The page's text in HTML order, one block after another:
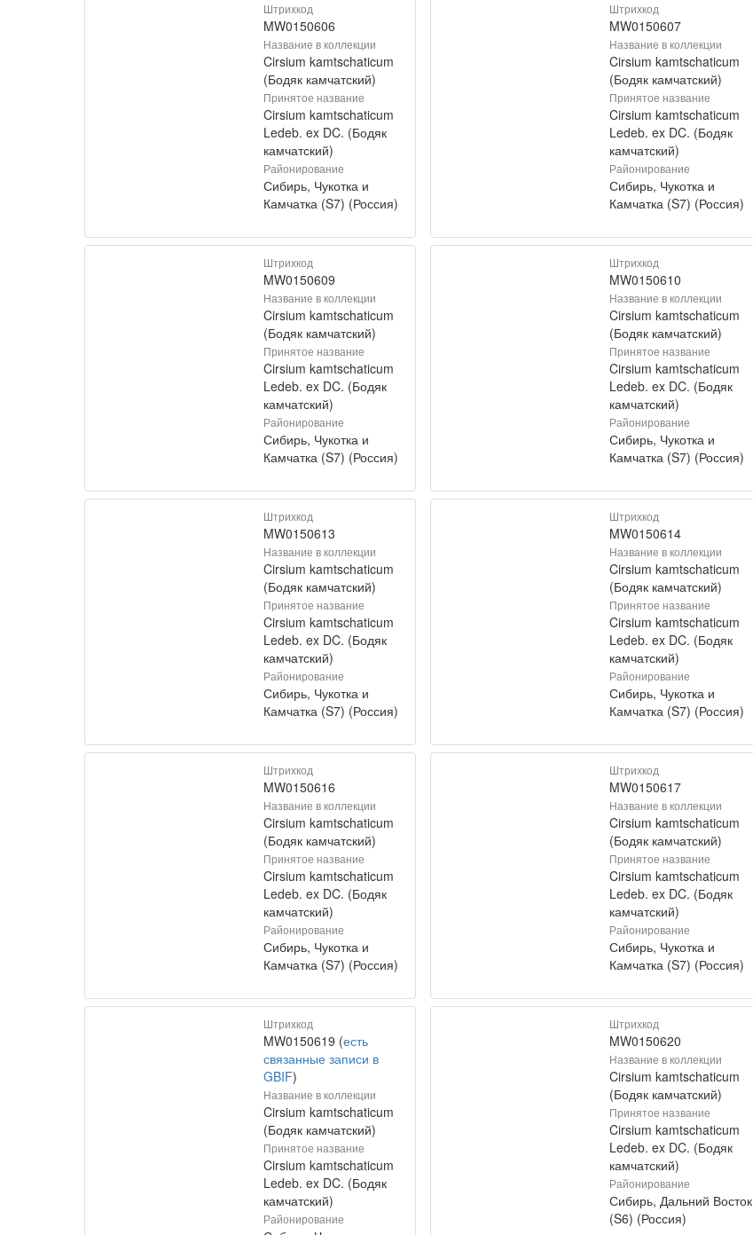
Штрихкод
MW0150606
Название в коллекции
Cirsium kamtschaticum
(Бодяк камчатский)
Принятое название
Cirsium kamtschaticum
Ledeb. ex DC. (Бодяк
камчатский)
Районирование
Сибирь, Чукотка и
Камчатка (S7) (Россия)
Штрихкод
MW0150607
Название в коллекции
Cirsium kamtschaticum
(Бодяк камчатский)
Принятое название
Cirsium kamtschaticum
Ledeb. ex DC. (Бодяк
камчатский)
Районирование
Сибирь, Чукотка и
Камчатка (S7) (Россия)
Штрихкод
MW0150609
Название в коллекции
Cirsium kamtschaticum
(Бодяк камчатский)
Принятое название
Cirsium kamtschaticum
Ledeb. ex DC. (Бодяк
камчатский)
Районирование
Сибирь, Чукотка и
Камчатка (S7) (Россия)
Штрихкод
MW0150610
Название в коллекции
Cirsium kamtschaticum
(Бодяк камчатский)
Принятое название
Cirsium kamtschaticum
Ledeb. ex DC. (Бодяк
камчатский)
Районирование
Сибирь, Чукотка и
Камчатка (S7) (Россия)
Штрихкод
MW0150613
Название в коллекции
Cirsium kamtschaticum
(Бодяк камчатский)
Принятое название
Cirsium kamtschaticum
Ledeb. ex DC. (Бодяк
камчатский)
Районирование
Сибирь, Чукотка и
Камчатка (S7) (Россия)
Штрихкод
MW0150614
Название в коллекции
Cirsium kamtschaticum
(Бодяк камчатский)
Принятое название
Cirsium kamtschaticum
Ledeb. ex DC. (Бодяк
камчатский)
Районирование
Сибирь, Чукотка и
Камчатка (S7) (Россия)
Штрихкод
MW0150616
Название в коллекции
Cirsium kamtschaticum
(Бодяк камчатский)
Принятое название
Cirsium kamtschaticum
Ledeb. ex DC. (Бодяк
камчатский)
Районирование
Сибирь, Чукотка и
Камчатка (S7) (Россия)
Штрихкод
MW0150617
Название в коллекции
Cirsium kamtschaticum
(Бодяк камчатский)
Принятое название
Cirsium kamtschaticum
Ledeb. ex DC. (Бодяк
камчатский)
Районирование
Сибирь, Чукотка и
Камчатка (S7) (Россия)
Штрихкод
MW0150619 (есть
связанные записи в
GBIF)
Название в коллекции
Cirsium kamtschaticum
(Бодяк камчатский)
Принятое название
Cirsium kamtschaticum
Ledeb. ex DC. (Бодяк
камчатский)
Районирование
Штрихкод
MW0150620
Название в коллекции
Cirsium kamtschaticum
(Бодяк камчатский)
Принятое название
Cirsium kamtschaticum
Ledeb. ex DC. (Бодяк
камчатский)
Районирование
Сибирь, Дальний Восток
(S6) (Россия)